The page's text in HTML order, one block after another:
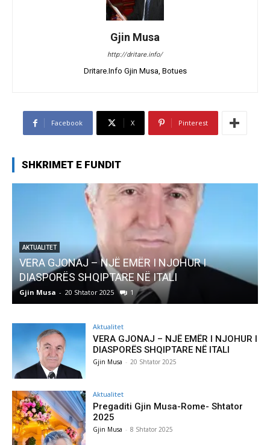
Gjin Musa
http://dritare.info/
Dritare.Info Gjin Musa, Botues
Facebook X Pinterest
SHKRIMET E FUNDIT
AKTUALITET
VERA GJONAJ – NJË EMËR I NJOHUR I
DIASPORËS SHQIPTARE NË ITALI
Gjin Musa - 20 Shtator 2025 1
Aktualitet
VERA GJONAJ – NJË EMËR I NJOHUR I
DIASPORËS SHQIPTARE NË ITALI
Gjin Musa - 20 Shtator 2025
Aktualitet
Pregaditi Gjin Musa-Rome- Shtator
2025
Gjin Musa - 8 Shtator 2025